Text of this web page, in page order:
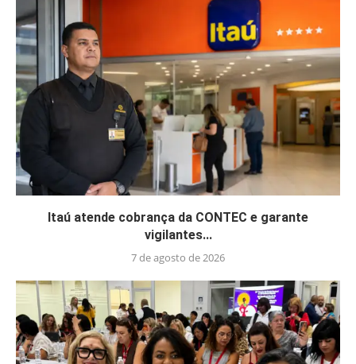
Itaú atende cobrança da CONTEC e garante
vigilantes...
7 de agosto de 2026